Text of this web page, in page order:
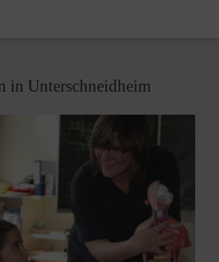
in Unterschneidheim